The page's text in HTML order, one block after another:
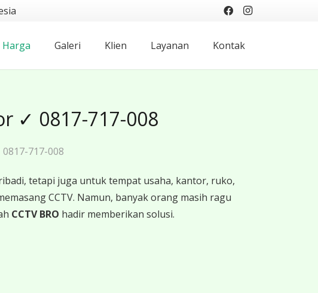
Harga Galeri Klien Layanan Kontak
✓ 0817-717-008
717-008
tetapi juga untuk tempat usaha, kantor, ruko,
CCTV. Namun, banyak orang masih ragu
CCTV BRO hadir memberikan solusi.